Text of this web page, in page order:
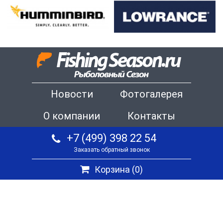
Новости
Фотогалерея
О компании
Контакты
+7 (499) 398 22 54
Заказать обратный звонок
Корзина (0)